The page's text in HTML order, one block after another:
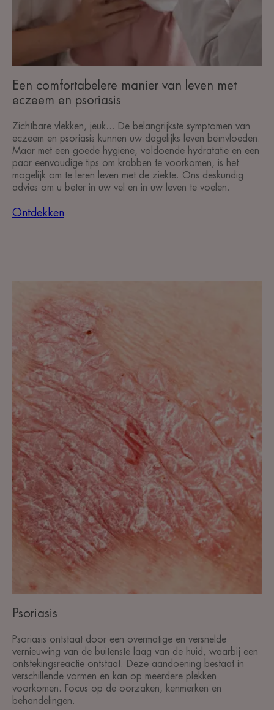
Een comfortabelere manier van leven met
eczeem en psoriasis
Zichtbare vlekken, jeuk... De belangrijkste symptomen van
eczeem en psoriasis kunnen uw dagelijks leven beïnvloeden.
Maar met een goede hygiëne, voldoende hydratatie en een
paar eenvoudige tips om krabben te voorkomen, is het
mogelijk om te leren leven met de ziekte. Ons deskundig
advies om u beter in uw vel en in uw leven te voelen.
Ontdekken
Psoriasis
Psoriasis ontstaat door een overmatige en versnelde
vernieuwing van de buitenste laag van de huid, waarbij een
ontstekingsreactie ontstaat. Deze aandoening bestaat in
verschillende vormen en kan op meerdere plekken
voorkomen. Focus op de oorzaken, kenmerken en
behandelingen.